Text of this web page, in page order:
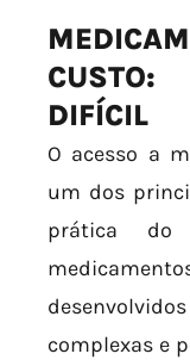
DIFÍCIL
O acesso a
um dos
prática do
complexas e